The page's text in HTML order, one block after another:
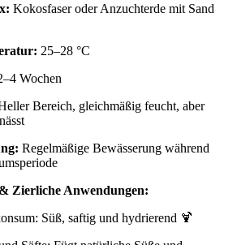
Kokosfaser oder Anzuchterde mit Sand
25–28 °C
Wochen
Bereich, gleichmäßig feucht, aber
Regelmäßige Bewässerung während
Zierliche Anwendungen:
Süß, saftig und hydrierend 🍹